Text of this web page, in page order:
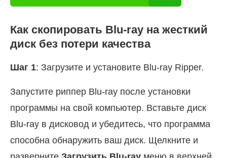
Как скопировать Blu-ray на жесткий
диск без потери качества
Шаг 1: Загрузите и установите Blu-ray Ripper.
Запустите риппер Blu-ray после установки
программы на свой компьютер. Вставьте диск
Blu-ray в дисковод и убедитесь, что программа
способна обнаружить ваш диск. Щелкните и